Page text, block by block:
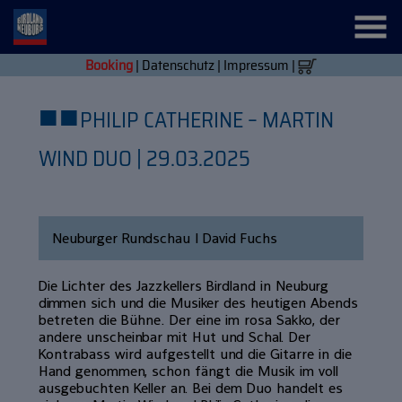
Booking| Datenschutz| Impressum |
■■PHILIP CATHERINE – MARTIN
WIND DUO | 29.03.2025
Neuburger Rundschau | David Fuchs
Die Lichter des Jazzkellers Birdland in Neuburg
dimmen sich und die Musiker des heutigen Abends
betreten die Bühne. Der eine im rosa Sakko, der
andere unscheinbar mit Hut und Schal. Der
Kontrabass wird aufgestellt und die Gitarre in die
Hand genommen, schon fängt die Musik im voll
ausgebuchten Keller an. Bei dem Duo handelt es